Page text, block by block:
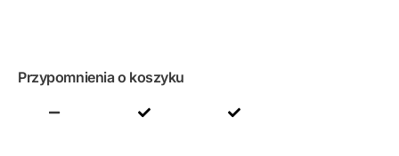
Przypomnienia o koszyku